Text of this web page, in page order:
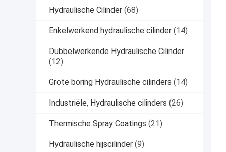
Hydraulische Cilinder (68)
Enkelwerkend hydraulische cilinder (14)
Dubbelwerkende Hydraulische Cilinder
(12)
Grote boring Hydraulische cilinders (14)
Industriële, Hydraulische cilinders (26)
Thermische Spray Coatings (21)
Hydraulische hijscilinder (9)